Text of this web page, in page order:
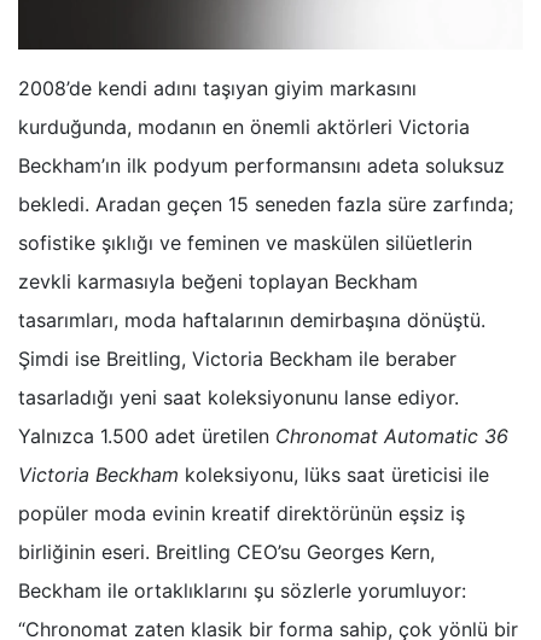
2008’de kendi adını taşıyan giyim markasını
kurduğunda, modanın en önemli aktörleri Victoria
Beckham’ın ilk podyum performansını adeta soluksuz
bekledi. Aradan geçen 15 seneden fazla süre zarfında;
sofistike şıklığı ve feminen ve maskülen silüetlerin
zevkli karmasıyla beğeni toplayan Beckham
tasarımları, moda haftalarının demirbaşına dönüştü.
Şimdi ise Breitling, Victoria Beckham ile beraber
tasarladığı yeni saat koleksiyonunu lanse ediyor.
Yalnızca 1.500 adet üretilen Chronomat Automatic 36
Victoria Beckham koleksiyonu, lüks saat üreticisi ile
popüler moda evinin kreatif direktörünün eşsiz iş
birliğinin eseri. Breitling CEO’su Georges Kern,
Beckham ile ortaklıklarını şu sözlerle yorumluyor:
“Chronomat zaten klasik bir forma sahip, çok yönlü bir